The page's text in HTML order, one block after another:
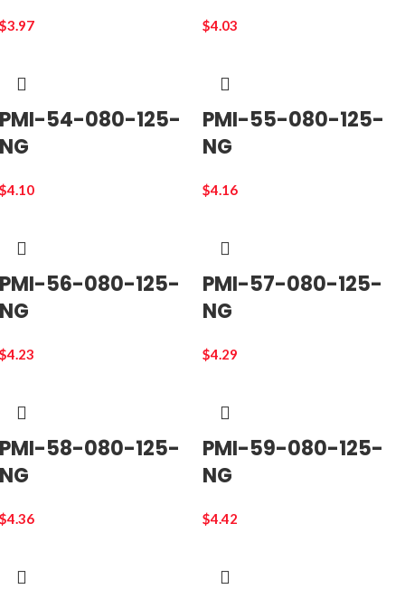
$3.97 $4.03
PMI-54-080-125-
NG
$4.10
PMI-55-080-125-
NG
$4.16
PMI-56-080-125-
NG
$4.23
PMI-57-080-125-
NG
$4.29
PMI-58-080-125-
NG
$4.36
PMI-59-080-125-
NG
$4.42